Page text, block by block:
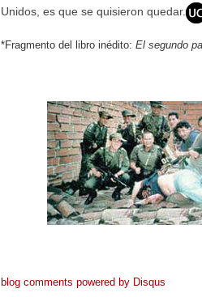
Unidos, es que se quisieron quedar.
*Fragmento del libro inédito: El segundo
blog comments powered by Disqus